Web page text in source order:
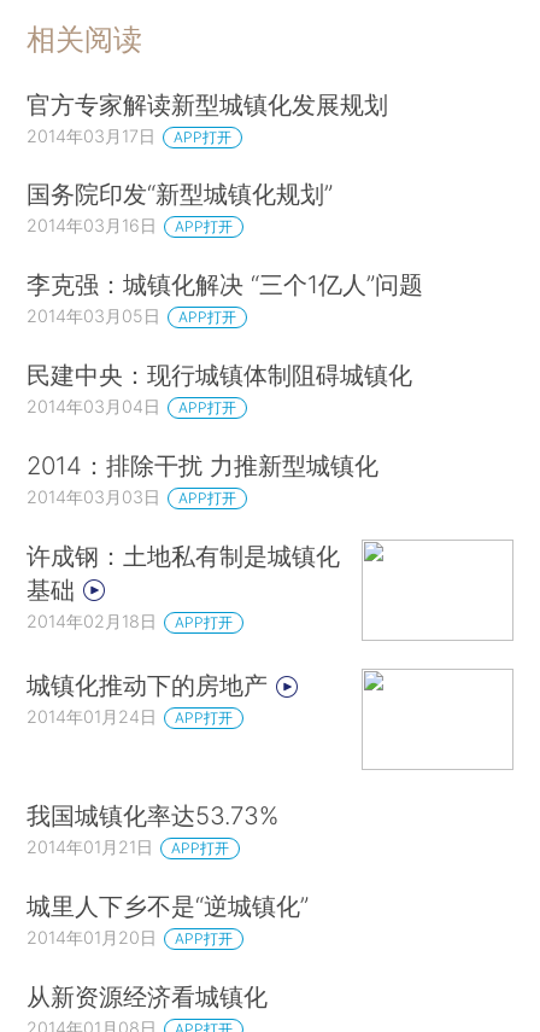
相关阅读
官方专家解读新型城镇化发展规划
2014年03月17日 APP打开
国务院印发“新型城镇化规划”
2014年03月16日 APP打开
李克强：城镇化解决 “三个1亿人”问题
2014年03月05日 APP打开
民建中央：现行城镇体制阻碍城镇化
2014年03月04日 APP打开
2014：排除干扰 力推新型城镇化
2014年03月03日 APP打开
许成钢：土地私有制是城镇化
基础
2014年02月18日 APP打开
城镇化推动下的房地产
2014年01月24日 APP打开
我国城镇化率达53.73%
2014年01月21日 APP打开
城里人下乡不是“逆城镇化”
2014年01月20日 APP打开
从新资源经济看城镇化
2014年01月08日